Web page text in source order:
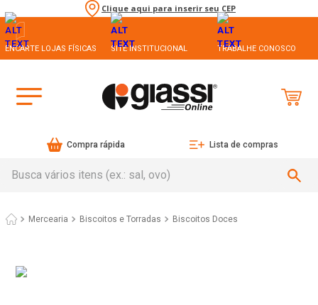
Clique aqui para inserir seu CEP
ENCARTE LOJAS FÍSICAS SITE INSTITUCIONAL TRABALHE CONOSCO
Compra rápida Lista de compras
Mercearia Biscoitos e Torradas Biscoitos Doces